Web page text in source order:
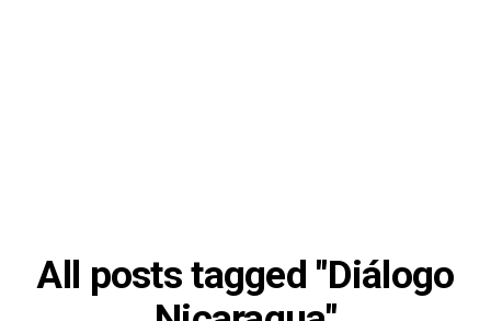
All posts tagged "Diálogo